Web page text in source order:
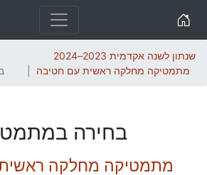
שנתון לשנה אקדמית 2023–2024
מתמטיקה מחלקה ראשית עם חטיבה
בחירה
מתמטיקה מחלקה